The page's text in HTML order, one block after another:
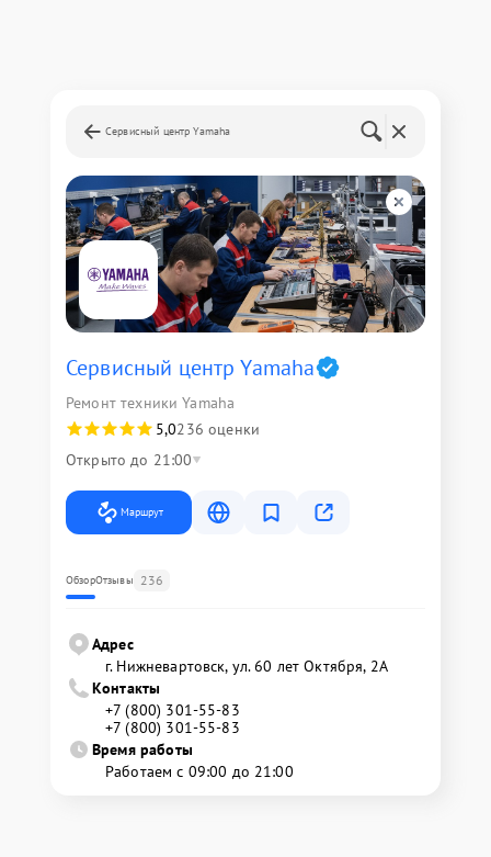
Сервисный центр Yamaha
Сервисный центр Yamaha
Ремонт техники Yamaha
5,0236 оценки
Открыто до 21:00
Маршрут
ОбзорОтзывы 236
Адрес
г. Нижневартовск, ул. 60 лет Октября, 2А
Контакты
+7 (800) 301-55-83
+7 (800) 301-55-83
Время работы
Работаем с 09:00 до 21:00